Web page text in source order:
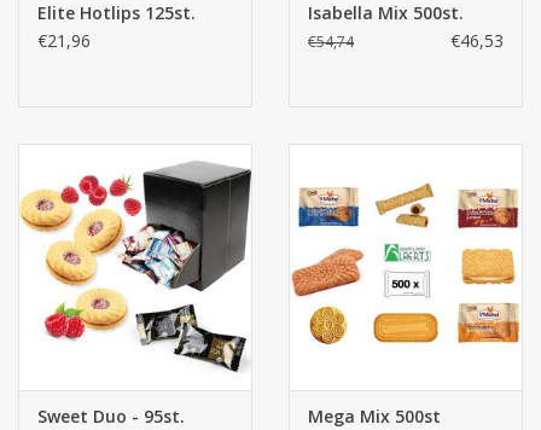
Elite Hotlips 125st.
€21,96
Isabella Mix 500st.
€54,74 €46,53
Sweet Duo - 95st.
Mega Mix 500st